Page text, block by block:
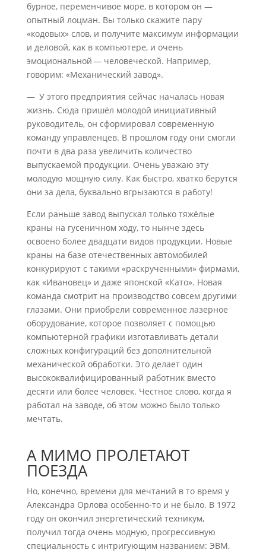
бурное, переменчивое море, в котором он —
опытный лоцман. Вы только скажите пару
«кодовых» слов, и получите максимум информации
и деловой, как в компьютере, и очень
эмоциональной — человеческой. Например,
говорим: «Механический завод».
— У этого предприятия сейчас началась новая
жизнь. Сюда пришёл молодой инициативный
руководитель, он сформировал современную
команду управленцев. В прошлом году они смогли
почти в два раза увеличить количество
выпускаемой продукции. Очень уважаю эту
молодую мощную силу. Как быстро, хватко берутся
они за дела, буквально вгрызаются в работу!
Если раньше завод выпускал только тяжёлые
краны на гусеничном ходу, то нынче здесь
освоено более двадцати видов продукции. Новые
краны на базе отечественных автомобилей
конкурируют с такими «раскрученными» фирмами,
как «Ивановец» и даже японской «Като». Новая
команда смотрит на производство совсем другими
глазами. Они приобрели современное лазерное
оборудование, которое позволяет с помощью
компьютерной графики изготавливать детали
сложных конфигураций без дополнительной
механической обработки. Это делает один
высококвалифицированный работник вместо
десяти или более человек. Честное слово, когда я
работал на заводе, об этом можно было только
мечтать.
А МИМО ПРОЛЕТАЮТ
ПОЕЗДА
Но, конечно, времени для мечтаний в то время у
Александра Орлова особенно-то и не было. В 1972
году он окончил энергетический техникум,
получил тогда очень модную, прогрессивную
специальность с интригующим названием: ЭВМ,